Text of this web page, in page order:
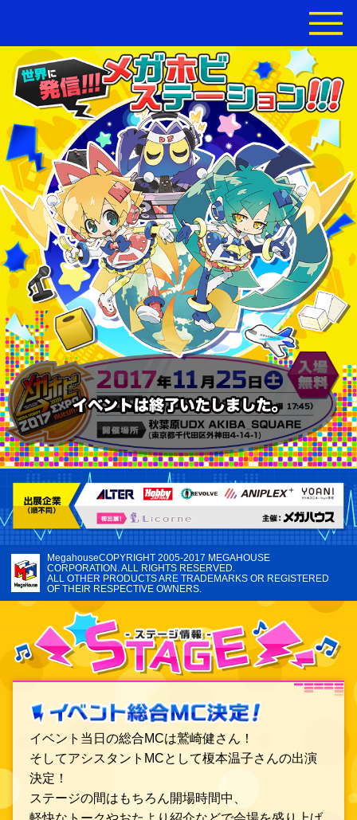
MegahouseCOPYRIGHT 2005-2017 MEGAHOUSE
CORPORATION. ALL RIGHTS RESERVED.
ALL OTHER PRODUCTS ARE TRADEMARKS OR REGISTERED
OF THEIR RESPECTIVE OWNERS.
イベント当日の総合MCは鷲崎健さん！
そしてアシスタントMCとして榎本温子さんの出演
決定！
ステージの間はもちろん開場時間中、